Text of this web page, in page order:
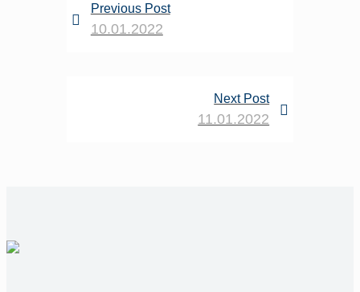
Previous Post
10.01.2022
Next Post
11.01.2022